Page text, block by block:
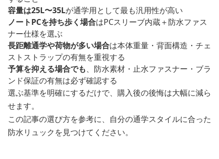
容量は25L〜35Lが通学用として最も汎用性が高い
ノートPCを持ち歩く場合はPCスリーブ内蔵＋防水ファス
ナー仕様を選ぶ
長距離通学や荷物が多い場合は本体重量・背面構造・チェ
ストストラップの有無を重視する
予算を抑える場合でも、防水素材・止水ファスナー・ブラ
ンド保証の有無は必ず確認する
選ぶ基準を明確にするだけで、購入後の後悔は大幅に減ら
せます。
この記事の選び方を参考に、自分の通学スタイルに合った
防水リュックを見つけてください。